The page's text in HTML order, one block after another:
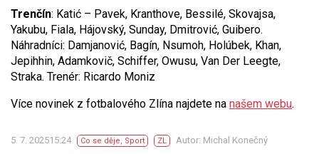
Trenčín: Katić – Pavek, Kranthove, Bessilé, Skovajsa,
Yakubu, Fiala, Hájovský, Sunday, Dmitrović, Guibero.
Náhradníci: Damjanović, Bagín, Nsumoh, Holúbek, Khan,
Jepihhin, Adamkovič, Schiffer, Owusu, Van Der Leegte,
Straka. Trenér: Ricardo Moniz
Více novinek z fotbalového Zlína najdete na našem webu.
5. 7. 202515:24 Co se děje, Sport ZL Autor: Michal Konečný